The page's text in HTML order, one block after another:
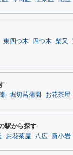
東四つ木 四つ木 柴又
堀切菖蒲園 お花茶屋
駅から探す
お花茶屋 八広 新小岩